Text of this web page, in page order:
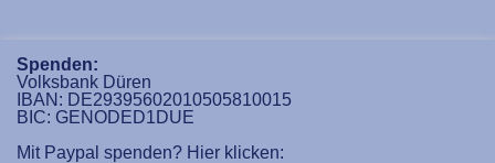
Spenden:
Volksbank Düren
IBAN: DE29395602010505810015
BIC: GENODED1DUE
Mit Paypal spenden? Hier klicken: